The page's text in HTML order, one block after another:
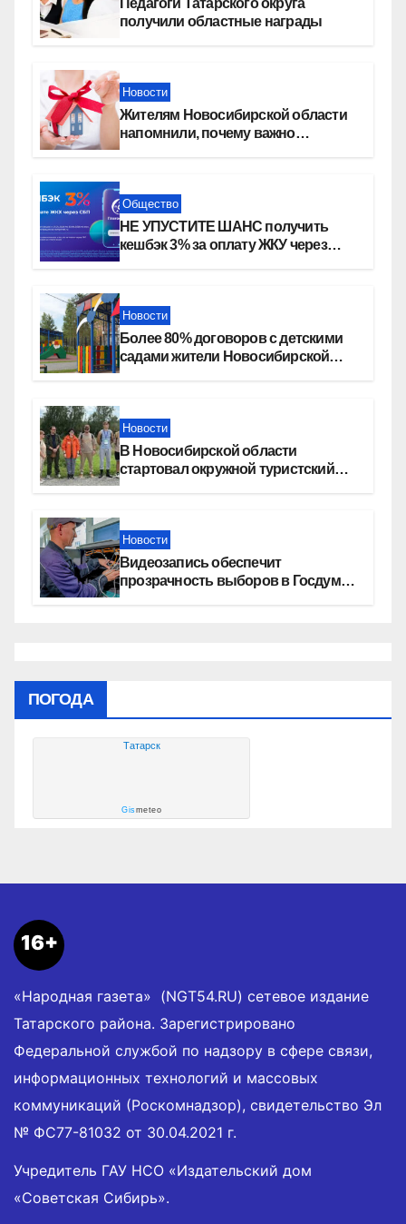
получили областные награды
Новости
Жителям Новосибирской области
напомнили, почему важно
Общество
НЕ УПУСТИТЕ ШАНС получить
кешбэк 3% за оплату ЖКУ через
Новости
Более 80% договоров с детскими
садами жители Новосибирской
Новости
В Новосибирской области
стартовал окружной туристский
Новости
Видеозапись обеспечит
прозрачность выборов в Госдуму
ПОГОДА
Татарск
Gismeteo
16+
«Народная газета» (NGT54.RU) сетевое издание
Татарского района. Зарегистрировано
Федеральной службой по надзору в сфере связи,
информационных технологий и массовых
коммуникаций (Роскомнадзор), свидетельство Эл
№ ФС77-81032 от 30.04.2021 г.
Учредитель ГАУ НСО «Издательский дом
«Советская Сибирь».